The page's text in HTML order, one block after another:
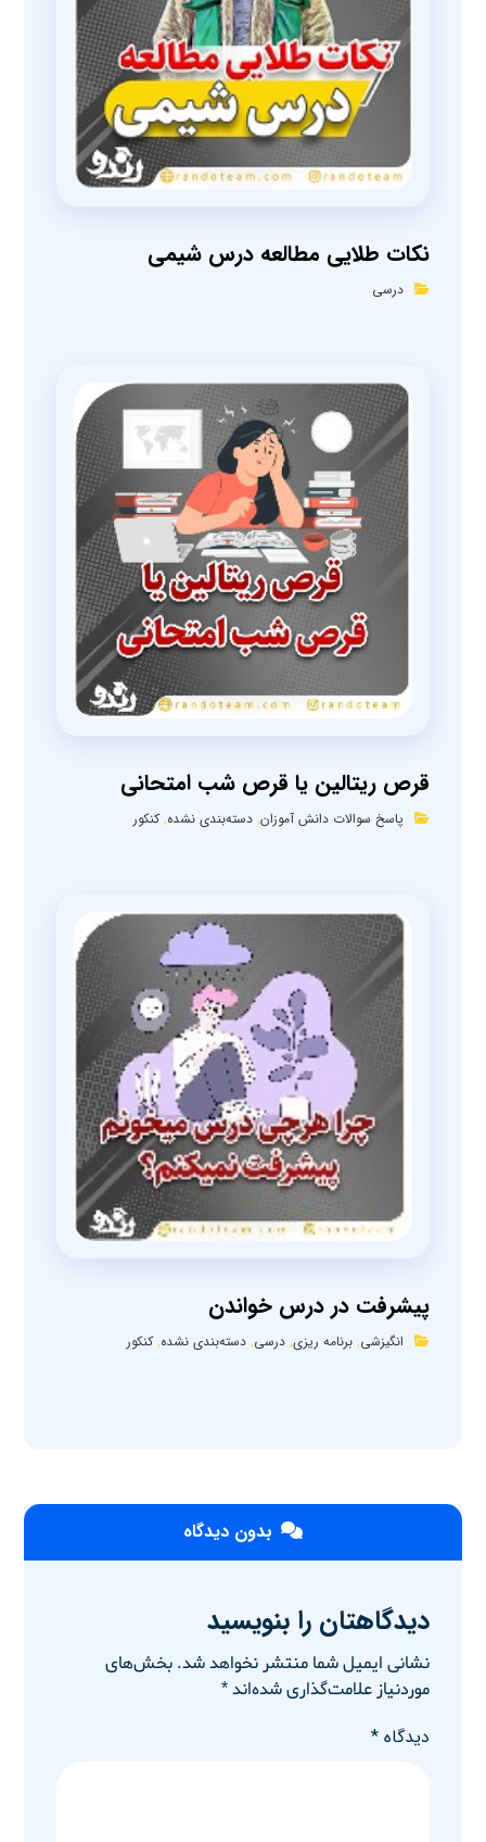
نکات طلایی مطالعه درس شیمی
درسی
قرص ریتالین یا قرص شب امتحانی
پاسخ سوالات دانش آموزان,دسته‌بندی نشده,کنکور
پیشرفت در درس خواندن
انگیزشی,برنامه ریزی,درسی,دسته‌بندی نشده,کنکور
بدون دیدگاه
دیدگاهتان را بنویسید
نشانی ایمیل شما منتشر نخواهد شد. بخش‌های
موردنیاز علامت‌گذاری شده‌اند*
دیدگاه*